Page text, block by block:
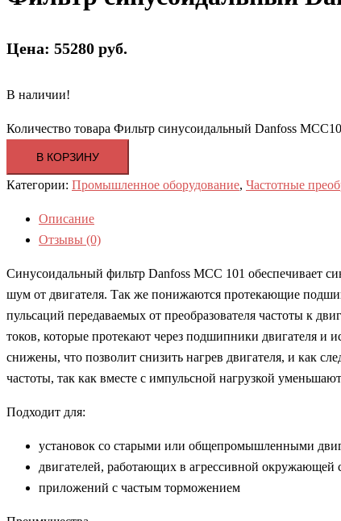
Цена: 55280 руб.
В наличии!
Количество товара Фильтр синусоидальный Danfoss
В КОРЗИНУ
Категории: Промышленное оборудование, Частотные
Описание
Отзывы (0)
Синусоидальный фильтр Danfoss MCC 101 обеспечивает
шум от двигателя. Так же понижаются протекающие
пульсаций передаваемых от преобразователя частоты к
токов, которые протекают через подшипники двигателя и
снижены, что позволит снизить нагрев двигателя, и как
частоты, так как вместе с импульсной нагрузкой
Подходит для:
установок со старыми или общепромышленными
двигателей, работающих в агрессивной окружающей
приложений с частым торможением